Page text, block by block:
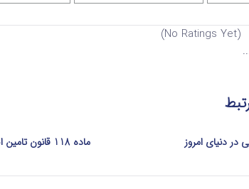
(No Ratings Yet)
ماده 118 قانون تامین اجتماعی در دنیای امروز